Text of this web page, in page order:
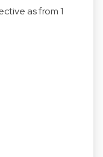
as from 1